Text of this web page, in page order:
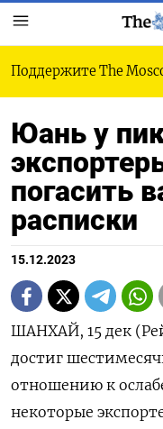
Поддержите The
Юань у
погасить
расписки
15.12.2023
ШАНХАЙ, 15 дек
достиг
отношению к
некоторые